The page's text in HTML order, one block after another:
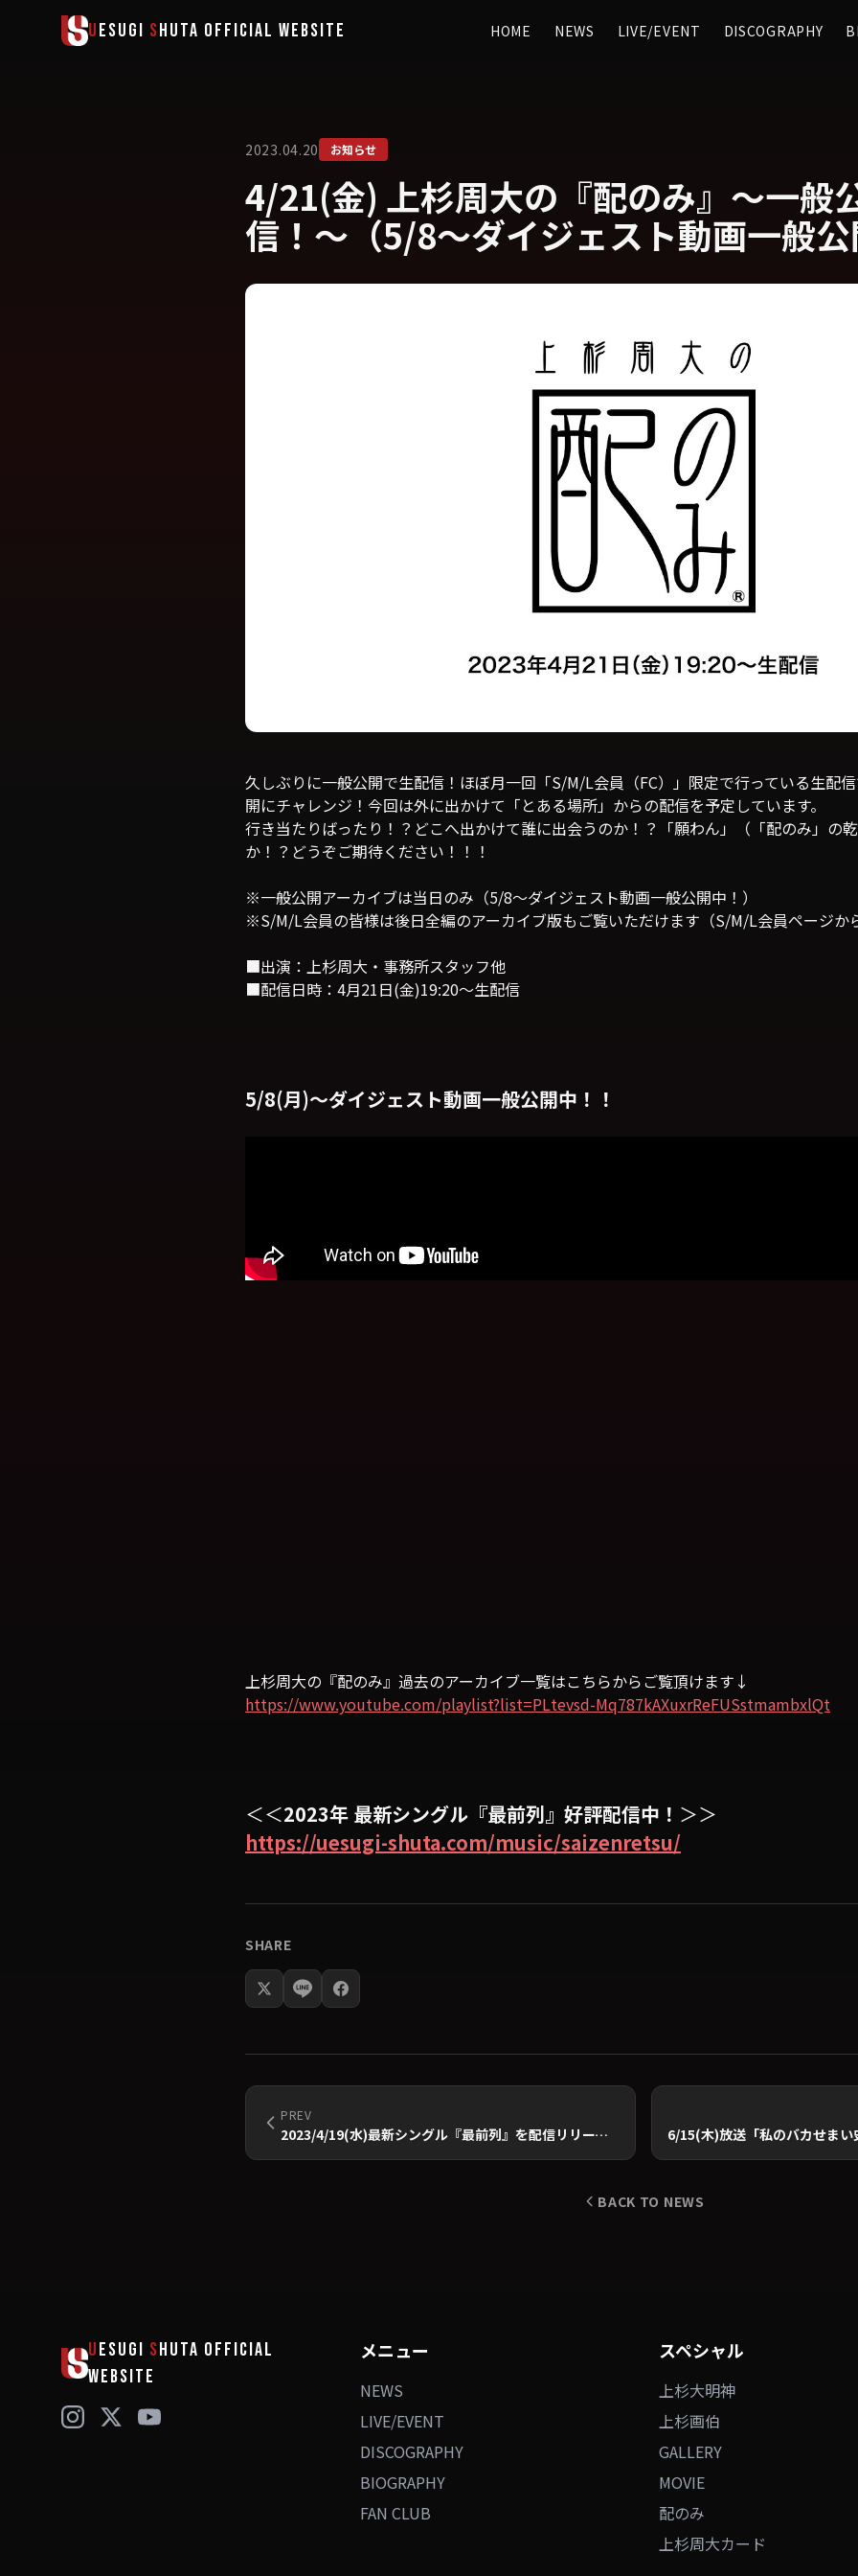
メインコンテンツへスキップ
UESUGI SHUTA OFFICIAL WEBSITE HOME NEWS LIVE/EVENT DISCOGRAPHY
2023.04.20 お知らせ
4/21(金) 上杉周大の『配のみ』〜一般
信！〜（5/8〜ダイジェスト動画一般公
久しぶりに一般公開で生配信！ほぼ月一回「S/M/L会員（FC）」限定で行っている生配
開にチャレンジ！今回は外に出かけて「とある場所」からの配信を予定しています。
行き当たりばったり！？どこへ出かけて誰に出会うのか！？「願わん」（「配のみ」の
か！？どうぞご期待ください！！！
※一般公開アーカイブは当日のみ（5/8〜ダイジェスト動画一般公開中！）
※S/M/L会員の皆様は後日全編のアーカイブ版もご覧いただけます（S/M/L会員ページか
■出演：上杉周大・事務所スタッフ他
■配信日時：4月21日(金)19:20〜生配信
5/8(月)〜ダイジェスト動画一般公開中！！
上杉周大の『配のみ』過去のアーカイブ一覧はこちらからご覧頂けます↓
https://www.youtube.com/playlist?list=PLtevsd-Mq787kAXuxrReFUSstmambxlQt
＜＜2023年 最新シングル『最前列』好評配信中！ ＞＞
https://uesugi-shuta.com/music/saizenretsu/
SHARE
PREV
2023/4/19(水)最新シングル『最前列』を配信リリース！
BACK TO NEWS
UESUGI SHUTA OFFICIAL
WEBSITE
メニュー
NEWS
LIVE/EVENT
DISCOGRAPHY
BIOGRAPHY
FAN CLUB
スペシャル
上杉大明神
上杉画伯
GALLERY
MOVIE
配のみ
上杉周大カード